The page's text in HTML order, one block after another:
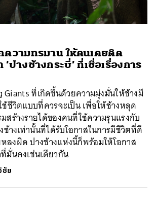
ความทรมาน ให้คนเคยติด
ปางช้างกระบี่’ ที่เชื่อเรื่องการ
Giants ที่เกิดขึ้นด้วยความมุ่งมั่นให้ช้างมี
ชีวิตแบบที่ควรจะเป็น เพื่อให้ช้างหลุด
ร้างรายได้ของคนที่ใช้ความรุนแรงกับ
ช้างเท่านั้นที่ได้รับโอกาสในการมีชีวิตที่ดี
ลงผิด ปางช้างแห่งนี้ก็พร้อมให้โอกาส
มั่นคงเช่นเดียวกัน
ย